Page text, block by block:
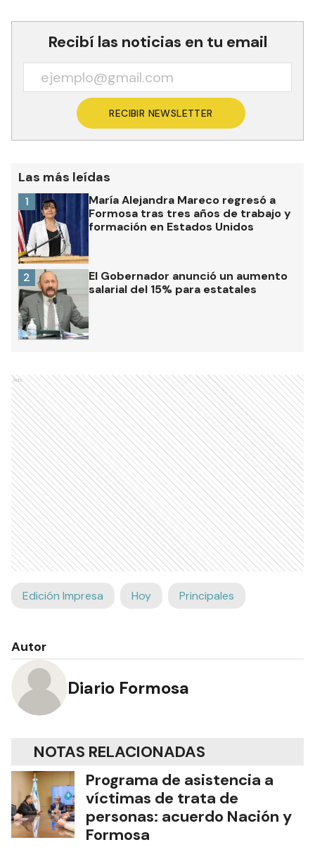
Recibí las noticias en tu email
RECIBIR NEWSLETTER
Las más leídas
María Alejandra Mareco regresó a
Formosa tras tres años de trabajo y
formación en Estados Unidos
1
El Gobernador anunció un aumento
salarial del 15% para estatales
2
Ads
Edición Impresa Hoy Principales
Autor
Diario Formosa
NOTAS RELACIONADAS
Programa de asistencia a
víctimas de trata de
personas: acuerdo Nación y
Formosa